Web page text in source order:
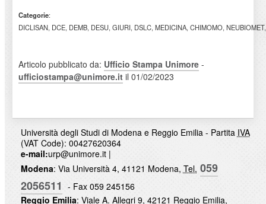
Categorie:
DICLISAN, DCE, DEMB, DESU, GIURI, DSLC, MEDICINA, CHIMOMO,
Articolo pubblicato da: Ufficio Stampa Unimore-
ufficiostampa@unimore.itil 01/02/2023
Università degli Studi di Modena e Reggio Emilia - Partita IVA
(VAT Code): 00427620364
e-mail:urp@unimore.it|
Modena: Via Università 4, 41121 Modena, Tel. 059
2056511 - Fax 059 245156
Reggio Emilia: Viale A. Allegri 9, 42121 Reggio Emilia,